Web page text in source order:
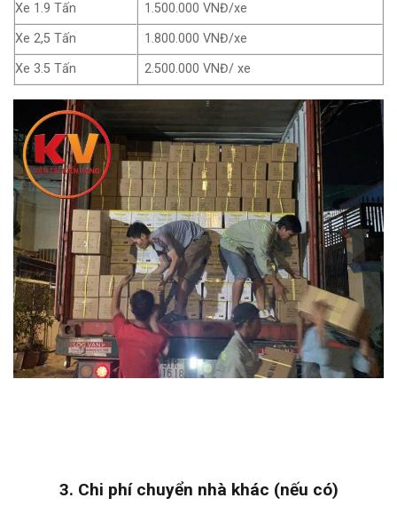
Xe 1.9 Tấn
1.500.000 VNĐ/xe
Xe 2,5 Tấn
1.800.000 VNĐ/xe
Xe 3.5 Tấn
2.500.000 VNĐ/ xe
3. Chi phí chuyển nhà khác (nếu có)